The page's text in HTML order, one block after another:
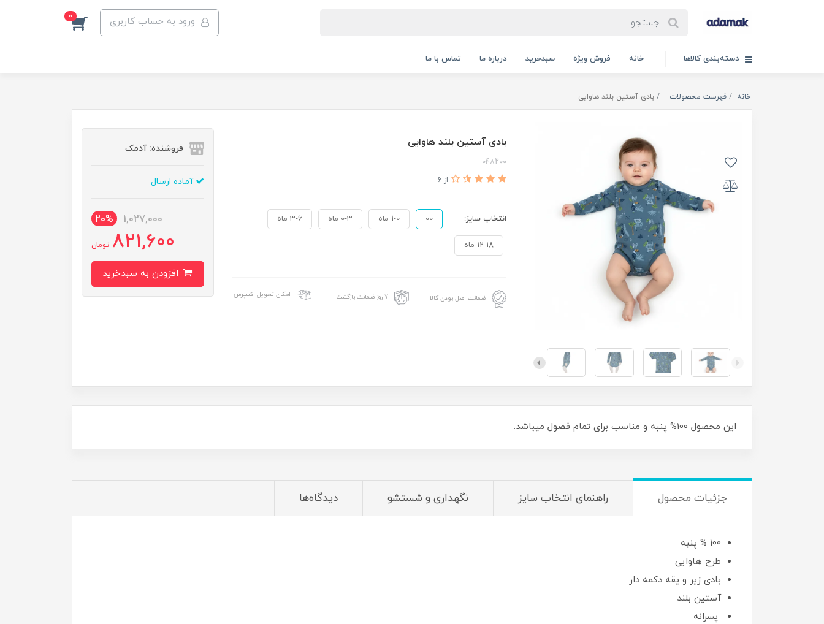
ورود به حساب کاربری 0
دسته‌بندی کالاها خانه فروش ویژه سبدخرید درباره ما تماس با ما
خانه فهرست محصولات بادی آستین بلند هاوایی
بادی آستین بلند هاوایی
048200
از 6
انتخاب سایز: 00 1-0 ماه 0-3 ماه 3-6 ماه
12-18 ماه
ضمانت اصل بودن کالا ۷ روز ضمانت بازگشت امکان تحویل اکسپرس
فروشنده: آدمک
آماده ارسال
1,027,000
20%
821,600 تومان
این محصول 100% پنبه و مناسب برای تمام فصول میباشد.
جزئیات محصول راهنمای انتخاب سایز نگهداری و شستشو دیدگاه‌ها
100 % پنبه
طرح هاوایی
بادی زیر و یقه دکمه دار
آستین بلند
پسرانه